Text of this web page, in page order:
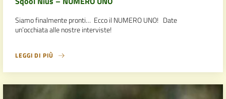
Siamo finalmente pronti… Ecco il NUMERO UNO! Date
un’occhiata alle nostre interviste!
LEGGI DI PIÙ